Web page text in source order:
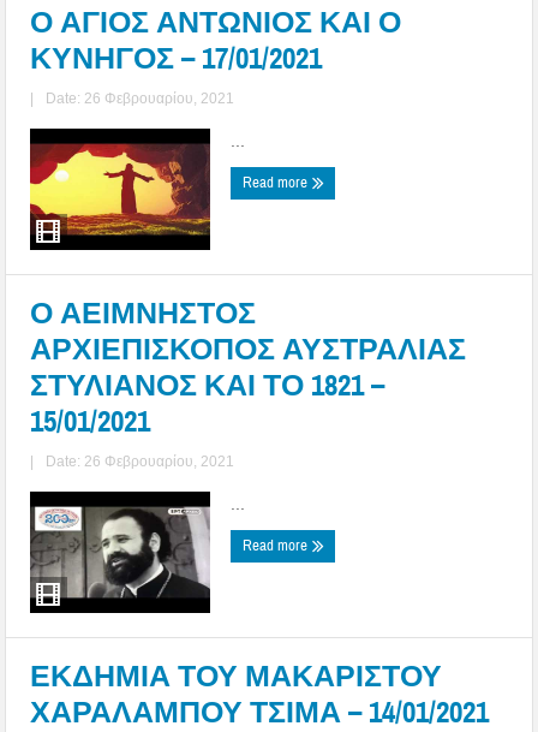
Ο ΑΓΙΟΣ ΑΝΤΩΝΙΟΣ ΚΑΙ Ο
ΚΥΝΗΓΟΣ – 17/01/2021
| Date: 26 Φεβρουαρίου, 2021
Read more
Ο ΑΕΙΜΝΗΣΤΟΣ
ΑΡΧΙΕΠΙΣΚΟΠΟΣ ΑΥΣΤΡΑΛΙΑΣ
ΣΤΥΛΙΑΝΟΣ ΚΑΙ ΤΟ 1821 –
15/01/2021
| Date: 26 Φεβρουαρίου, 2021
Read more
ΕΚΔΗΜΙΑ ΤΟΥ ΜΑΚΑΡΙΣΤΟΥ
ΧΑΡΑΛΑΜΠΟΥ ΤΣΙΜΑ – 14/01/2021